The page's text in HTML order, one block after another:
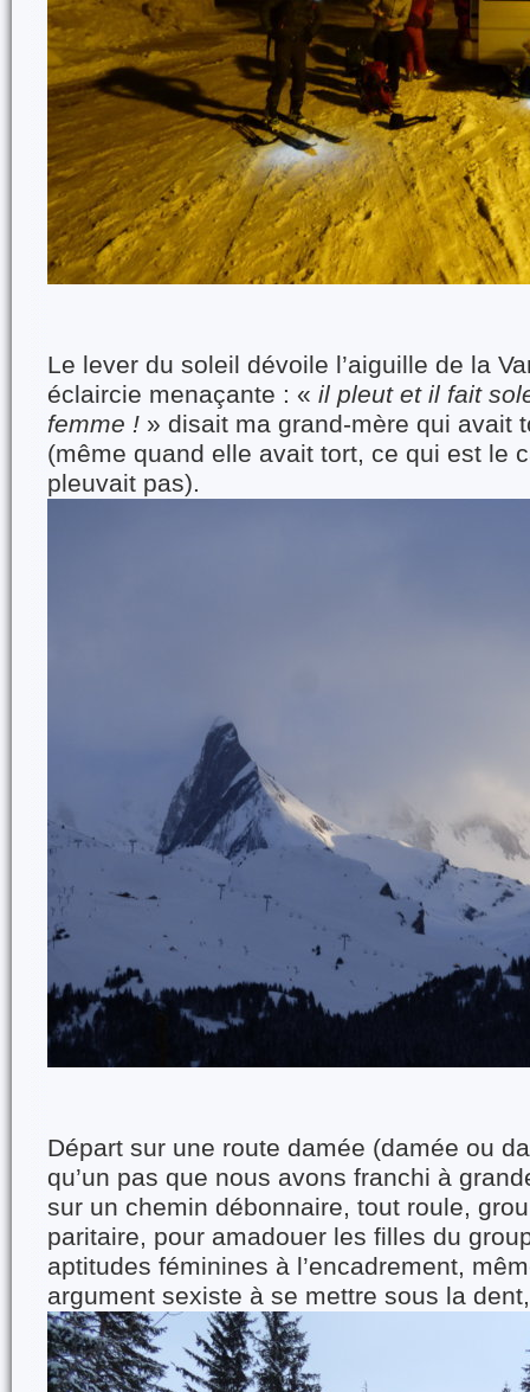
Le lever du soleil dévoile l’aiguille de la
éclaircie menaçante : « il pleut et il fait
femme ! » disait ma grand-mère qui avait
(même quand elle avait tort, ce qui est le
pleuvait pas).
Départ sur une route damée (damée ou
qu’un pas que nous avons franchi à
sur un chemin débonnaire, tout roule,
paritaire, pour amadouer les filles du
aptitudes féminines à l’encadrement,
argument sexiste à se mettre sous la